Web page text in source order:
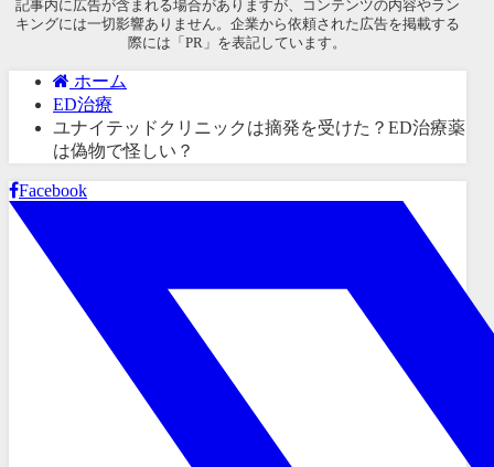
記事内に広告が含まれる場合がありますが、コンテンツの内容やラン
キングには一切影響ありません。企業から依頼された広告を掲載する
際には「PR」を表記しています。
ホーム
ED治療
ユナイテッドクリニックは摘発を受けた？ED治療薬
は偽物で怪しい？
Facebook